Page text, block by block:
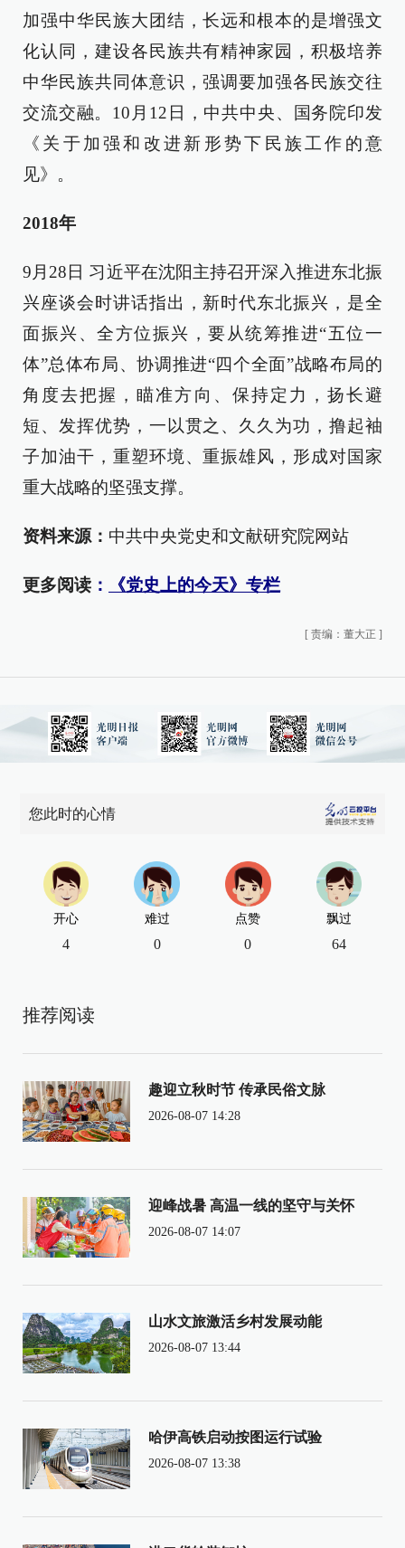
加强中华民族大团结，长远和根本的是增强文
化认同，建设各民族共有精神家园，积极培养
中华民族共同体意识，强调要加强各民族交往
交流交融。10月12日，中共中央、国务院印发
《关于加强和改进新形势下民族工作的意
见》。
2018年
9月28日 习近平在沈阳主持召开深入推进东北振
兴座谈会时讲话指出，新时代东北振兴，是全
面振兴、全方位振兴，要从统筹推进“五位一
体”总体布局、协调推进“四个全面”战略布局的
角度去把握，瞄准方向、保持定力，扬长避
短、发挥优势，一以贯之、久久为功，撸起袖
子加油干，重塑环境、重振雄风，形成对国家
重大战略的坚强支撑。
资料来源： 中共中央党史和文献研究院网站
更多阅读 ： 《党史上的今天》专栏
[ 责编：董大正 ]
您此时的心情
开心
4
难过
0
点赞
0
飘过
64
推荐阅读
趣迎立秋时节 传承民俗文脉
2026-08-07 14:28
迎峰战暑 高温一线的坚守与关怀
2026-08-07 14:07
山水文旅激活乡村发展动能
2026-08-07 13:44
哈伊高铁启动按图运行试验
2026-08-07 13:38